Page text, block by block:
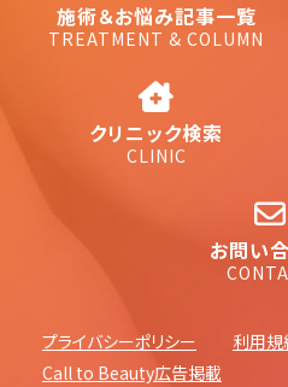
施術＆お悩み記事一覧
TREATMENT & COLUMN
クリニック検索
CLINIC
お問い
プライバシーポリシー 利用規
Call to Beauty広告掲載